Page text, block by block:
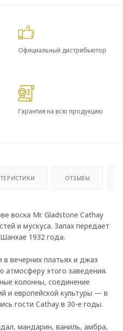
Официальный дистрибьютор
Гарантия на всю продукцию
ОТЗЫВЫ
воска Mr. Gladstone Cathay
и мускуса. Запах передает
1932 года.
вечерних платьях и джаз
атмосферу этого заведения.
колонны, соединение
и европейской культуры — в
гости Cathay в 30-е годы.
мандарин, ваниль, амбра,